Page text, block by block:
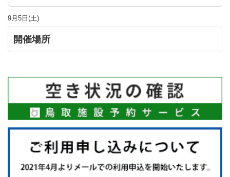
9月5日(土)
開催場所